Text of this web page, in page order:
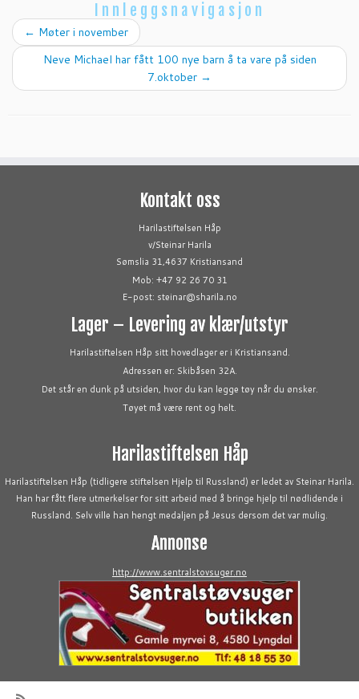
Innleggsnavigasjon
← Møter i november
Neve Michael har fått 100 nye barn å ta vare på siden
7.oktober →
Kontakt oss
Harilastiftelsen Håp
v/Steinar Harila
Sømslia 31,4637 Kristiansand
Mob: +47 92 26 70 31
E-post: steinar@sharila.no
Lager – Levering av klær/utstyr
Harilastiftelsen Håp sitt hovedlager er i Kristiansand.
Adressen er: Skibåsen 32A.
Det står en dunk på utsiden, hvor du kan legge tøy når du ønsker.
Tøyet må være rent og helt.
Harilastiftelsen Håp
Harilastiftelsen Håp (tidligere stiftelsen Hjelp til Russland) er ledet av Steinar Harila.
Han har fått flere utmerkelser for sitt arbeid med å bringe hjelp til nødlidende i
Russland. Selv ville han hengt medaljen på Jesus dersom det var mulig.
Annonse
http://www.sentralstovsuger.no